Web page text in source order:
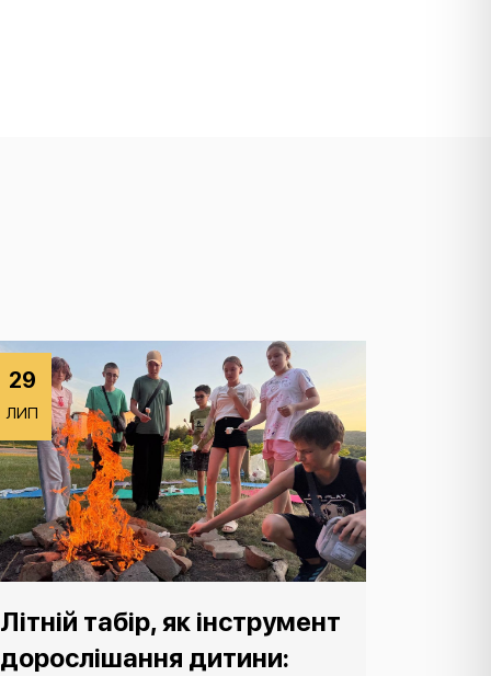
29
ЛИП
Літній табір, як інструмент
дорослішання дитини: